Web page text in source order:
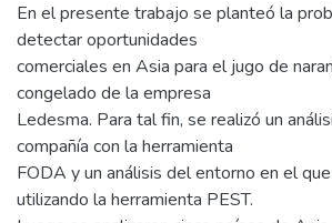
En el presente trabajo se planteó la
detectar oportunidades
comerciales en Asia para el jugo de
congelado de la empresa
Ledesma. Para tal fin, se realizó un
compañía con la herramienta
FODA y un análisis del entorno en el
utilizando la herramienta PEST.